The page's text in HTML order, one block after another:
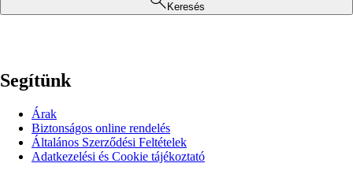
Keresés
Segítünk
Árak
Biztonságos online rendelés
Általános Szerződési Feltételek
Adatkezelési és Cookie tájékoztató